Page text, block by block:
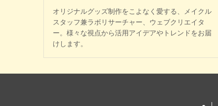
オリジナルグッズ制作をこよなく愛する、メイクル
スタッフ兼ラボリサーチャー、ウェブクリエイタ
ー。様々な視点から活用アイデアやトレンドをお届
けします。